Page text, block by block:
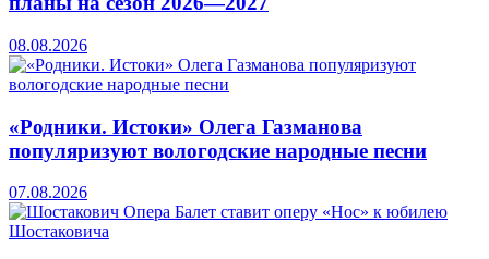
08.08.2026
«Родники. Истоки» Олега Газманова
популяризуют вологодские народные песни
07.08.2026